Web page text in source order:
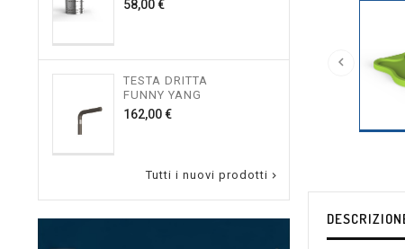
58,00 €Prezzo
TESTA DRITTA
FUNNY YANG
162,00 €Prezzo
Tutti i nuovi prodotti 
